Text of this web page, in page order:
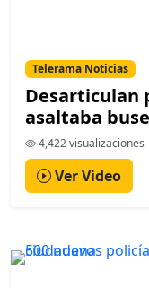
Telerama Noticias
Desarticulan
asaltaba
4,422 visualizaciones
Ver Video